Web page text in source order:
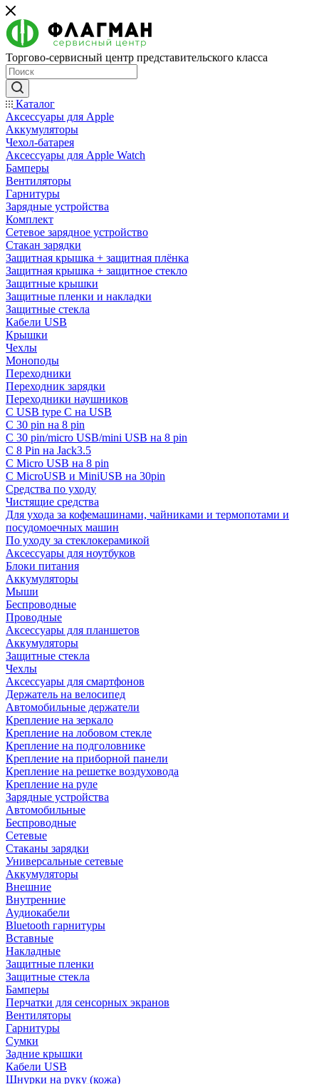
Торгово-сервисный центр представительского класса
Каталог
Аксессуары для Apple
Аккумуляторы
Чехол-батарея
Аксессуары для Apple Watch
Бамперы
Вентиляторы
Гарнитуры
Зарядные устройства
Комплект
Сетевое зарядное устройство
Стакан зарядки
Защитная крышка + защитная плёнка
Защитная крышка + защитное стекло
Защитные крышки
Защитные пленки и накладки
Защитные стекла
Кабели USB
Крышки
Чехлы
Моноподы
Переходники
Переходник зарядки
Переходники наушников
С USB type C на USB
С 30 pin на 8 pin
С 30 pin/micro USB/mini USB на 8 pin
С 8 Pin на Jack3.5
С Micro USB на 8 pin
С MicroUSB и MiniUSB на 30pin
Средства по уходу
Чистящие средства
Для ухода за кофемашинами, чайниками и термопотами и
посудомоечных машин
По уходу за стеклокерамикой
Аксессуары для ноутбуков
Блоки питания
Аккумуляторы
Мыши
Беспроводные
Проводные
Аксессуары для планшетов
Аккумуляторы
Защитные стекла
Чехлы
Аксессуары для смартфонов
Держатель на велосипед
Автомобильные держатели
Крепление на зеркало
Крепление на лобовом стекле
Крепление на подголовнике
Крепление на приборной панели
Крепление на решетке воздуховода
Крепление на руле
Зарядные устройства
Автомобильные
Беспроводные
Сетевые
Стаканы зарядки
Универсальные сетевые
Аккумуляторы
Внешние
Внутренние
Аудиокабели
Bluetooth гарнитуры
Вставные
Накладные
Защитные пленки
Защитные стекла
Бамперы
Перчатки для сенсорных экранов
Вентиляторы
Гарнитуры
Сумки
Задние крышки
Кабели USB
Шнурки на руку (кожа)